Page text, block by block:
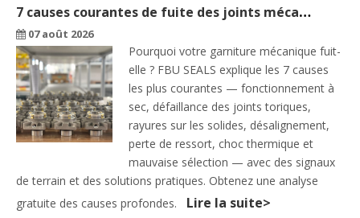
7 causes courantes de fuite des joints mécaniques (et comment y remédier) | JOINTS FBU
07 août 2026
Pourquoi votre garniture mécanique fuit-
elle ? FBU SEALS explique les 7 causes
les plus courantes — fonctionnement à
sec, défaillance des joints toriques,
rayures sur les solides, désalignement,
perte de ressort, choc thermique et
mauvaise sélection — avec des signaux
de terrain et des solutions pratiques. Obtenez une analyse
gratuite des causes profondes. Lire la suite>